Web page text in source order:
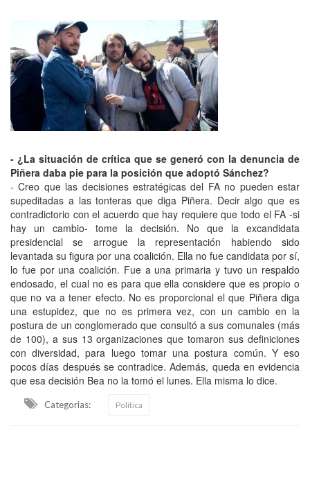
- ¿La situación de crítica que se generó con la denuncia de
Piñera daba pie para la posición que adoptó Sánchez?
- Creo que las decisiones estratégicas del FA no pueden estar
supeditadas a las tonteras que diga Piñera. Decir algo que es
contradictorio con el acuerdo que hay requiere que todo el FA -si
hay un cambio- tome la decisión. No que la excandidata
presidencial se arrogue la representación habiendo sido
levantada su figura por una coalición. Ella no fue candidata por sí,
lo fue por una coalición. Fue a una primaria y tuvo un respaldo
endosado, el cual no es para que ella considere que es propio o
que no va a tener efecto. No es proporcional el que Piñera diga
una estupidez, que no es primera vez, con un cambio en la
postura de un conglomerado que consultó a sus comunales (más
de 100), a sus 13 organizaciones que tomaron sus definiciones
con diversidad, para luego tomar una postura común. Y eso
pocos días después se contradice. Además, queda en evidencia
que esa decisión Bea no la tomó el lunes. Ella misma lo dice.
Categorias: Política